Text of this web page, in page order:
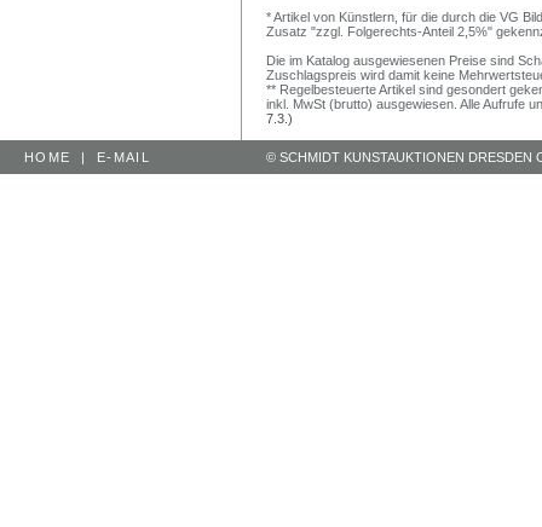
* Artikel von Künstlern, für die durch die VG
Zusatz "zzgl. Folgerechts-Anteil 2,5%"
Die im Katalog ausgewiesenen Preise sind
Zuschlagspreis wird damit keine
** Regelbesteuerte Artikel sind gesondert
inkl. MwSt (brutto) ausgewiesen. Alle Aufrufe
7.3.)
HOME | E-MAIL © SCHMIDT KUNSTAUKTIONEN DRESDEN